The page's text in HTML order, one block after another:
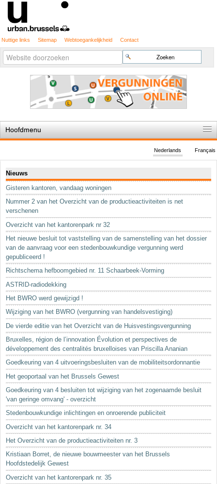
Nuttige links Sitemap Webtoegankelijkheid Contact
Zoek
Geavanceerd
zoeken...
Hoofdmenu
De spelregels
Stedenbouwkundige vergunning
Cartografie
Studies en publicaties
Sleutelwoorden
Stedenbouwkundige inlichtingen
Français
Nederlands
Nieuws
Gisteren kantoren, vandaag woningen
Nummer 2 van het Overzicht van de productieactiviteiten is net
verschenen
Overzicht van het kantorenpark nr 32
Het nieuwe besluit tot vaststelling van de samenstelling van het dossier
van de aanvraag voor een stedenbouwkundige vergunning werd
gepubliceerd !
Richtschema hefboomgebied nr. 11 Schaarbeek-Vorming
ASTRID-radiodekking
Het BWRO werd gewijzigd !
Wijziging van het BWRO (vergunning van handelsvestiging)
De vierde editie van het Overzicht van de Huisvestingsvergunning
Bruxelles, région de l’innovation Évolution et perspectives de
développement des centralités bruxelloises van Priscilla Ananian
Goedkeuring van 4 uitvoeringsbesluiten van de mobiliteitsordonnantie
Het geoportaal van het Brussels Gewest
Goedkeuring van 4 besluiten tot wijziging van het zogenaamde besluit
'van geringe omvang' - overzicht
Stedenbouwkundige inlichtingen en onroerende publiciteit
Overzicht van het kantorenpark nr. 34
Het Overzicht van de productieactiviteiten nr. 3
Kristiaan Borret, de nieuwe bouwmeester van het Brussels
Hoofdstedelijk Gewest
Overzicht van het kantorenpark nr. 35